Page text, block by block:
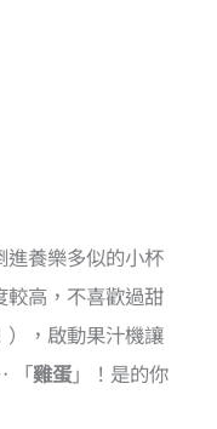
進養樂多似的小杯
較高，不喜歡過甜
），啟動果汁機讓
「雞蛋」！是的你